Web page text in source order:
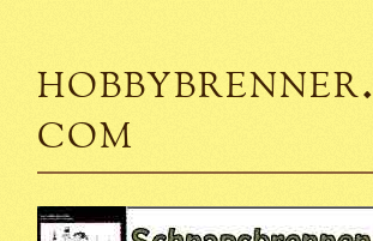
hobbybrenner.
com